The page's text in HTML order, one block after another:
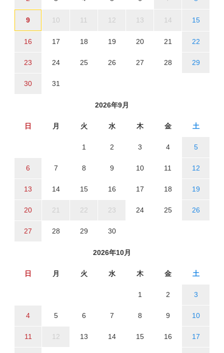
9 10 11 12 13 14 15
16 17 18 19 20 21 22
23 24 25 26 27 28 29
30 31
2026年9月
日 月 火 水 木 金 土
1 2 3 4 5
6 7 8 9 10 11 12
13 14 15 16 17 18 19
20 21 22 23 24 25 26
27 28 29 30
2026年10月
日 月 火 水 木 金 土
1 2 3
4 5 6 7 8 9 10
11 12 13 14 15 16 17